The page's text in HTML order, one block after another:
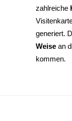
zahlreiche
generiert.
Weise an
kommen.